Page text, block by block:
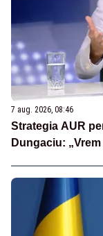
7 aug. 2026, 08:46
Strategia AUR
Dungaciu: